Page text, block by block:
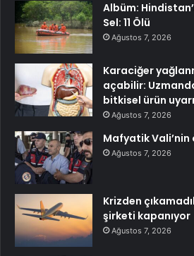
Albüm:
Sel: 11 Ölü
Ağustos 7, 2026
Karaciğer
açabilir:
bitkisel ürün
Ağustos 7, 2026
Mafyatik
Ağustos 7, 2026
Krizden
şirketi kapanıyor
Ağustos 7, 2026